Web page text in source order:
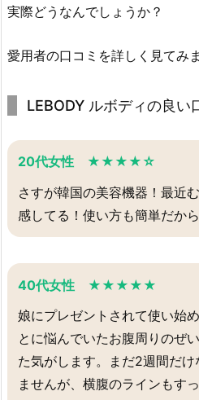
実際どうなんでしょうか？
愛用者の口コミを詳しく見てみ
LEBODY ルボディの良い
20代女性 ★★★★☆
さすが韓国の美容機器！最近
感してる！使い方も簡単だか
40代女性 ★★★★★
娘にプレゼントされて使い始
とに悩んでいたお腹周りのぜ
た気がします。まだ2週間だ
ませんが、横腹のラインもす